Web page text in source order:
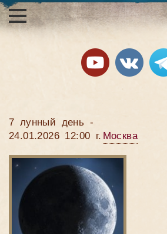
7 лунный день -
24.01.2026 12:00 г. Москва